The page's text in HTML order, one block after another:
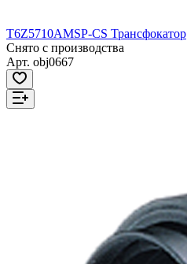
T6Z5710AMSP-CS Трансфокатор
Снято с производства
Арт. obj0667